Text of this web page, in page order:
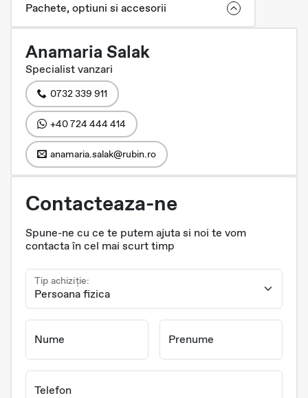
Pachete, optiuni si accesorii
Anamaria Salak
Specialist vanzari
0732 339 911
+40 724 444 414
anamaria.salak@rubin.ro
Contacteaza-ne
Spune-ne cu ce te putem ajuta si noi te vom
contacta în cel mai scurt timp
Tip achiziție:
Nume Prenume
Telefon